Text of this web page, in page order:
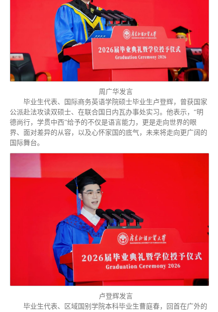
周广华发言
毕业生代表、国际商务英语学院硕士毕业生卢登辉，曾获国家
公派赴法攻读双硕士、在联合国日内瓦办事处实习。他表示，“明
德尚行，学贯中西”给予的不仅是语言能力，更是走向世界的眼
界、面对差异的从容，以及心怀家国的底气，未来将走向更广阔的
国际舞台。
卢登辉发言
毕业生代表、区域国别学院本科毕业生曹庭春，回首在广外的